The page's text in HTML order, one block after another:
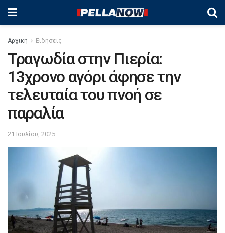
Αρχική Ειδήσεις
Τραγωδία στην Πιερία:
13χρονο αγόρι άφησε την
τελευταία του πνοή σε
παραλία
21 Ιουλίου, 2025